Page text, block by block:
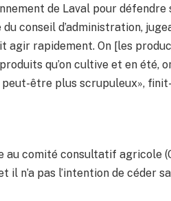
de Laval pour
conseil d’administration,
agir rapidement. On [les
qu’on cultive et en été,
être plus scrupuleux»,
au comité consultatif agricole
il n’a pas l’intention de céder